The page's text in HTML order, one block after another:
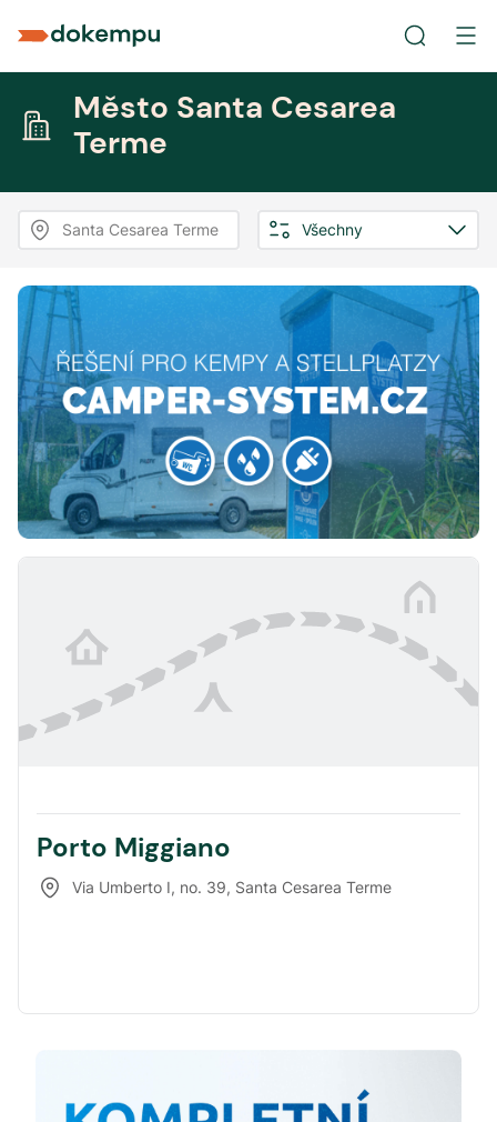
Město Santa Cesarea
Terme
Santa Cesarea Terme Všechny
Porto Miggiano
Via Umberto I, no. 39, Santa Cesarea Terme